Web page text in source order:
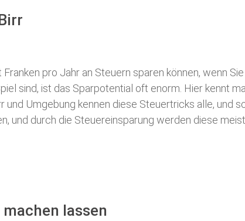
pro Jahr an Steuern sparen können, wenn
sind, ist das Sparpotential oft enorm. Hier kennt
und Umgebung kennen diese Steuertricks alle, und
und durch die Steuereinsparung werden diese
lassen